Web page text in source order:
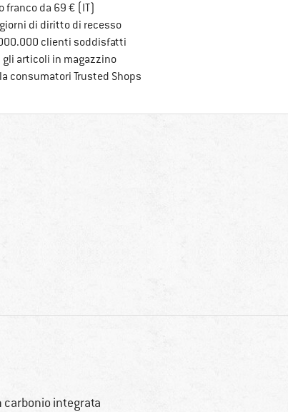
franco da 69 € (IT)
di diritto di recessoVai alla politica di recesso qui Si
clienti soddisfatti
gli articoli in magazzino
consumatori Trusted ShopsTrovi tutte le informazioni qui!
carbonio integrata